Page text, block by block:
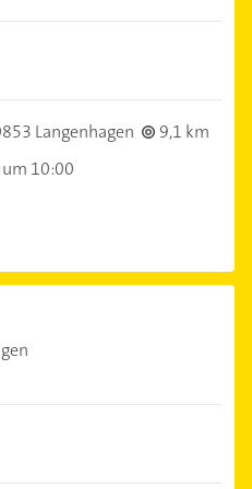
Langenhagen
9,1 km
10:00